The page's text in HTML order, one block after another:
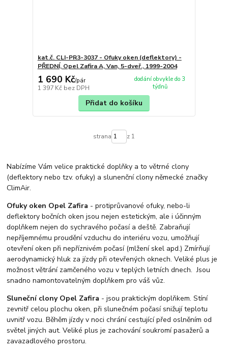
kat.č. CLI-PR3-3037 - Ofuky oken (deflektory) -
PŘEDNÍ, Opel Zafira A, Van, 5-dveř., 1999-2004
1 690 Kč/pár
1 397 Kč bez DPH
dodání obvykle do 3
týdnů
Přidat do košíku
strana z 1
Nabízíme Vám velice praktické doplňky a to větrné clony
(deflektory nebo tzv. ofuky) a slunenční clony německé značky
ClimAir.
Ofuky oken Opel Zafira - protiprůvanové ofuky, nebo-li
deflektory bočních oken jsou nejen estetickým, ale i účinným
doplňkem nejen do sychravého počasí a deště. Zabraňují
nepříjemnému proudění vzduchu do interiéru vozu, umožňují
otevření oken při nepříznivém počasí (mlžení skel apd.) Zmírňují
aerodynamický hluk za jízdy při otevřených oknech. Veliké plus je
možnost větrání zamčeného vozu v teplých letních dnech. Jsou
snadno namontovatelným doplňkem pro váš vůz.
Sluneční clony Opel Zafira - jsou praktickým doplňkem. Stíní
zevnitř celou plochu oken, při slunečném počasí snižují teplotu
uvnitř vozu. Běhěm jízdy v noci chrání cestující před oslněním od
světel jiných aut. Veliké plus je zachování soukromí pasažerů a
zavazadlového prostoru.